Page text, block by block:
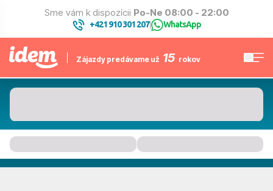
Sme vám k dispozícii Po-Ne 08:00 - 22:00
+421 910 301 207| WhatsApp
Zájazdy predávame už 15 rokov